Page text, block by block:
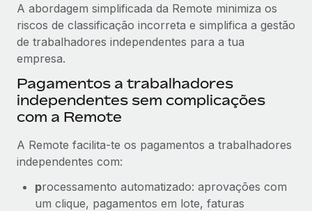
A abordagem simplificada da Remote minimiza os
riscos de classificação incorreta e simplifica a gestão
de trabalhadores independentes para a tua
empresa.
Pagamentos a trabalhadores
independentes sem complicações
com a Remote
A Remote facilita-te os pagamentos a trabalhadores
independentes com:
processamento automatizado: aprovações com
um clique, pagamentos em lote, faturas